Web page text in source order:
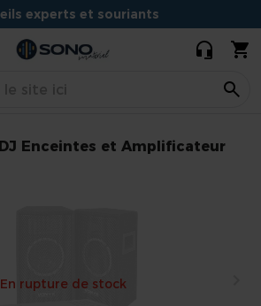
experts et souriants
Situé à Dijon
Enceintes et Amplificateur
En rupture de stock